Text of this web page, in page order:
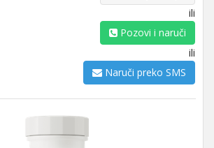
ili
Pozovi i naruči
ili
Naruči preko SMS